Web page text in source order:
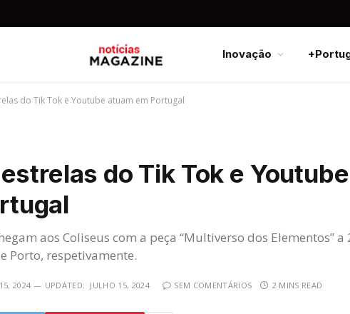
Inovação
do Tik Tok e Youtube atuam em Portugal
do Tik Tok e Youtube
aos Coliseus com a peça “Multiverso dos Elementos” a
Porto, respetivamente.
2024 UPDATED: JULHO 15, 2024 SEM COMENTÁRIOS 2 MINS READ